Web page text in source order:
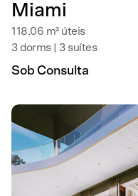
Miami
118.06 m² úteis
3 dorms | 3 suítes
Sob Consulta